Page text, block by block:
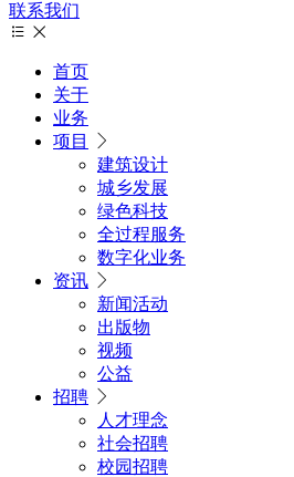
联系我们
首页
关于
业务
项目
建筑设计
城乡发展
绿色科技
全过程服务
数字化业务
资讯
新闻活动
出版物
视频
公益
招聘
人才理念
社会招聘
校园招聘